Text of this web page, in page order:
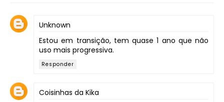
Unknown
Estou em transição, tem quase 1 ano que não
uso mais progressiva.
Responder
Coisinhas da Kika